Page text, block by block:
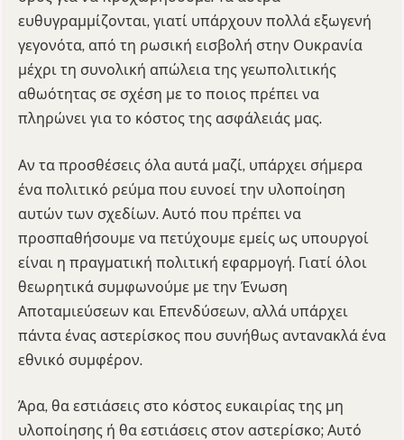
ευθυγραμμίζονται, γιατί υπάρχουν πολλά εξωγενή
γεγονότα, από τη ρωσική εισβολή στην Ουκρανία
μέχρι τη συνολική απώλεια της γεωπολιτικής
αθωότητας σε σχέση με το ποιος πρέπει να
πληρώνει για το κόστος της ασφάλειάς μας.
Αν τα προσθέσεις όλα αυτά μαζί, υπάρχει σήμερα
ένα πολιτικό ρεύμα που ευνοεί την υλοποίηση
αυτών των σχεδίων. Αυτό που πρέπει να
προσπαθήσουμε να πετύχουμε εμείς ως υπουργοί
είναι η πραγματική πολιτική εφαρμογή. Γιατί όλοι
θεωρητικά συμφωνούμε με την Ένωση
Αποταμιεύσεων και Επενδύσεων, αλλά υπάρχει
πάντα ένας αστερίσκος που συνήθως αντανακλά ένα
εθνικό συμφέρον.
Άρα, θα εστιάσεις στο κόστος ευκαιρίας της μη
υλοποίησης ή θα εστιάσεις στον αστερίσκο; Αυτό